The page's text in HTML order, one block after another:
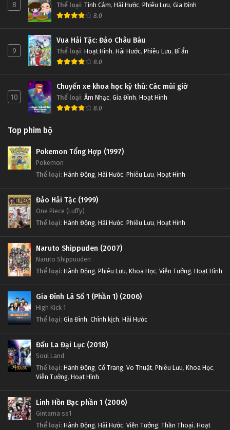
8 Thể loại: Tình Cảm, Hài Hước, Phiêu Lưu, Gia Đình
8.0
9
Vua Hải Tặc: Đảo Châu Báu
Thể loại: Hoạt Hình, Hài Hước, Phiêu Lưu, Bí ẩn
8.0
10
Chuyến xe khoa học kỳ thú: Các múi giờ
Thể loại: Âm Nhạc, Gia Đình, Hoạt Hình
8.0
Top phim bộ
Pokemon Tổng Hợp (1997)
Pokemon
Thể loại: Hành Động, Hài Hước, Phiêu Lưu, Hoạt Hình
Đảo Hải Tặc (1999)
One Piece (Luffy)
Thể loại: Hành Động, Hài Hước, Phiêu Lưu, Hoạt Hình
Naruto Shippuden (2007)
Naruto Shippuuden
Thể loại: Hành Động, Phiêu Lưu, Khoa Học, Viễn Tưởng, Hoạt Hình
Gia Đình Là Số 1 (Phần 1) (2006)
High Kick 1
Thể loại: Gia Đình, Chính kịch, Hài Hước
Đấu La Đại Lục (2018)
Soul Land
Thể loại: Hành Động, Cổ Trang, Võ Thuật, Phiêu Lưu, Khoa Học,
Viễn Tưởng, Hoạt Hình
Linh Hồn Bạc phần 1 (2006)
Gintama ss1
Thể loại: Hành Động, Hài Hước, Viễn Tưởng, Thần Thoại, Hoạt